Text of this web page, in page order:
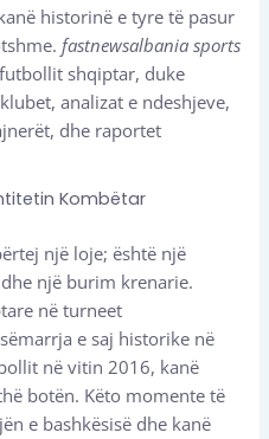
historinë e tyre të pasur
fastnewsalbania sports
shqiptar, duke
analizat e ndeshjeve,
dhe raportet
Kombëtar
një loje; është një
një burim krenarie.
në turneet
e saj historike në
në vitin 2016, kanë
botën. Këto momente të
e bashkësisë dhe kanë